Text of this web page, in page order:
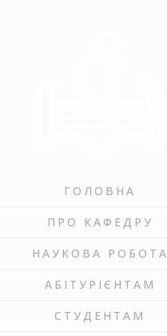
ГОЛОВНА
ПРО КАФЕДРУ
НАУКОВА РОБОТА
АБІТУРІЄНТАМ
СТУДЕНТАМ